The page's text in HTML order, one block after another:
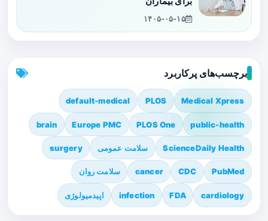
۱۴۰۵-۰۵-۱۵
برچسب‌های پرکاربرد
Medical Xpress
PLOS
default-medical
public-health
PLOS One
Europe PMC
brain
ScienceDaily Health سلامت عمومی surgery
PubMed
CDC
cancer سلامت روان
cardiology
FDA
infection اپیدمیولوژی